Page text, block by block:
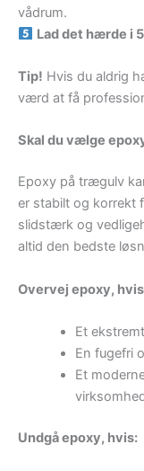
vådrum.
Lad det hærde i
Tip! Hvis du aldrig
værd at få
Skal du vælge
Epoxy på trægulv
er stabilt og korrekt
slidstærk og
altid den bedste
Overvej epoxy,
Et
En fugefri
Et
Undgå epoxy, hvis: